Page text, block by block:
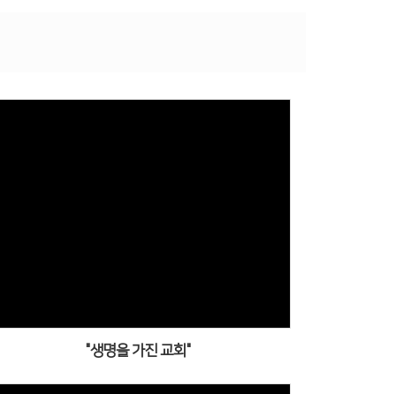
"생명을 가진 교회"